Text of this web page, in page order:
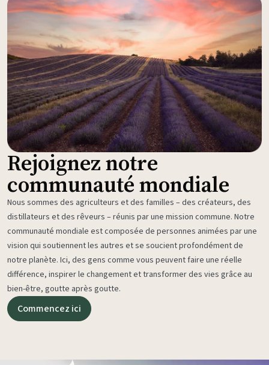
Rejoignez notre
communauté mondiale
Nous sommes des agriculteurs et des familles – des créateurs, des
distillateurs et des rêveurs – réunis par une mission commune. Notre
communauté mondiale est composée de personnes animées par une
vision qui soutiennent les autres et se soucient profondément de
notre planète. Ici, des gens comme vous peuvent faire une réelle
différence, inspirer le changement et transformer des vies grâce au
bien-être, goutte après goutte.
Commencez ici